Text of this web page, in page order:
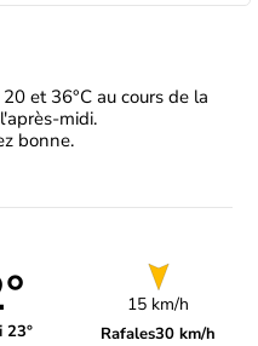
et 36°C au cours de la
midi.
bonne.
23°
15 km/h
Rafales30 km/h